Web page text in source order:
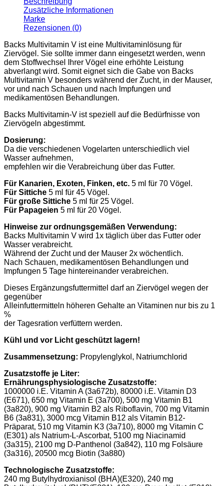
Zusätzliche Informationen
Marke
Rezensionen (0)
Backs Multivitamin V ist eine Multivitaminlösung für
Ziervögel. Sie sollte immer dann eingesetzt werden, wenn
dem Stoffwechsel Ihrer Vögel eine erhöhte Leistung
abverlangt wird. Somit eignet sich die Gabe von Backs
Multivitamin V besonders während der Zucht, in der Mauser,
vor und nach Schauen und nach Impfungen und
medikamentösen Behandlungen.
Backs Multivitamin-V ist speziell auf die Bedürfnisse von
Ziervögeln abgestimmt.
Dosierung:
Da die verschiedenen Vogelarten unterschiedlich viel
Wasser aufnehmen,
empfehlen wir die Verabreichung über das Futter.
Für Kanarien, Exoten, Finken, etc. 5 ml für 70 Vögel.
Für Sittiche 5 ml für 45 Vögel.
Für große Sittiche 5 ml für 25 Vögel.
Für Papageien 5 ml für 20 Vögel.
Hinweise zur ordnungsgemäßen Verwendung:
Backs Multivitamin V wird 1x täglich über das Futter oder
Wasser verabreicht.
Während der Zucht und der Mauser 2x wöchentlich.
Nach Schauen, medikamentösen Behandlungen und
Impfungen 5 Tage hintereinander verabreichen.
Dieses Ergänzungsfuttermittel darf an Ziervögel wegen der
gegenüber
Alleinfuttermitteln höheren Gehalte an Vitaminen nur bis zu 1
%
der Tagesration verfüttern werden.
Kühl und vor Licht geschützt lagern!
Zusammensetzung: Propylenglykol, Natriumchlorid
Zusatzstoffe je Liter:
Ernährungsphysiologische Zusatzstoffe:
1000000 i.E. Vitamin A (3a672b), 80000 i.E. Vitamin D3
(E671), 650 mg Vitamin E (3a700), 500 mg Vitamin B1
(3a820), 900 mg Vitamin B2 als Riboflavin, 700 mg Vitamin
B6 (3a831), 3000 mcg Vitamin B12 als Vitamin B12-
Präparat, 510 mg Vitamin K3 (3a710), 8000 mg Vitamin C
(E301) als Natrium-L-Ascorbat, 5100 mg Niacinamid
(3a315), 2100 mg D-Panthenol (3a842), 110 mg Folsäure
(3a316), 20500 mcg Biotin (3a880)
Technologische Zusatzstoffe:
240 mg Butylhydroxianisol (BHA)(E320), 240 mg